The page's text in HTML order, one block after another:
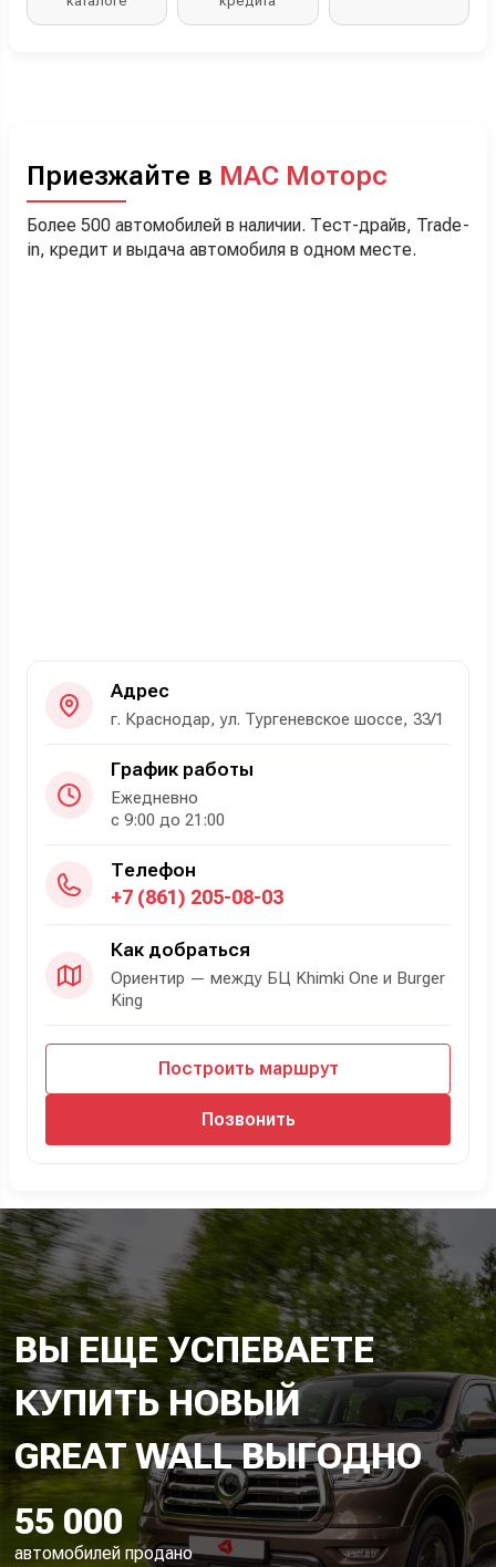
Приезжайте в МАС Моторс
Более 500 автомобилей в наличии. Тест-драйв, Trade-
in, кредит и выдача автомобиля в одном месте.
Адрес
г. Краснодар, ул. Тургеневское шоссе, 33/1
График работы
Ежедневно
с 9:00 до 21:00
Телефон
+7 (861) 205-08-03
Как добраться
Ориентир — между БЦ Khimki One и Burger
King
Построить маршрут
Позвонить
ВЫ ЕЩЕ УСПЕВАЕТЕ
КУПИТЬ НОВЫЙ
GREAT WALL ВЫГОДНО
55 000
автомобилей продано